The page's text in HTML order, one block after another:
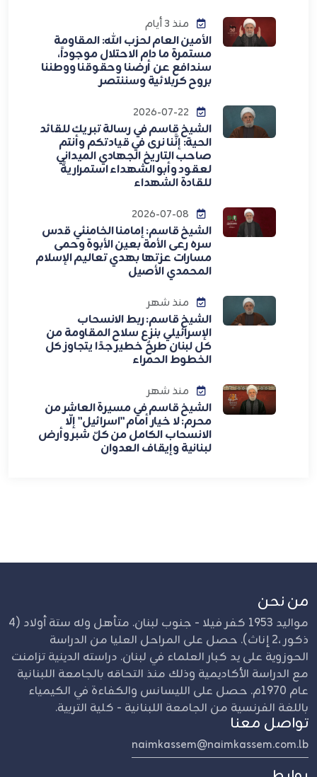
منذ 3 أيام
الأمين العام لحزب الله: المقاومة
مستمرة ما دام الاحتلال موجوداً،
سندافع عن أرضنا وحقوقنا ووطننا
بروح كربلائية وسننتصر
الشيخ قاسم في رسالة تبريك للقائد
الحية: إنَّنا نرى في قيادتكم وأنتم
صاحب التاريخ الجهادي الميداني
لعقود وأبو الشهداء استمراريةً
للقادة الشهداء
الشيخ قاسم: إمامنا الخامنئي قدس
سره رعى الأمة بعين الأبوة وحمى
مسارات عزتها بهدي تعاليم الإسلام
المحمدي الأصيل
منذ شهر
الشيخ قاسم: ربط الانسحاب
الإسرائيلي بنزع سلاح المقاومة من
كل لبنان طرحٌ خطير جدًا يتجاوز كل
الخطوط الحمراء
منذ شهر
الشيخ قاسم في مسيرة العاشر من
محرم: لا خيار أمام "اسرائيل" إلّا
الانسحاب الكامل من كلّ شبر وأرض
لبنانية وإيقاف العدوان
من نحن
مواليد 1953 كفر فيلا - جنوب لبنان. متأهل وله ستة أولاد (4
ذكور ،2 إناث). حصل على المراحل العليا من الدراسة
الحوزوية على يد كبار العلماء في لبنان. دراسته الدينية تزامنت
مع الدراسة الأكاديمية وذلك منذ التحاقه بالجامعة اللبنانية
عام 1970م. حصل على الليسانس والكفاءة في الكيمياء
باللغة الفرنسية من الجامعة اللبنانية - كلية التربية.
تواصل معنا
naimkassem@naimkassem.com.lb